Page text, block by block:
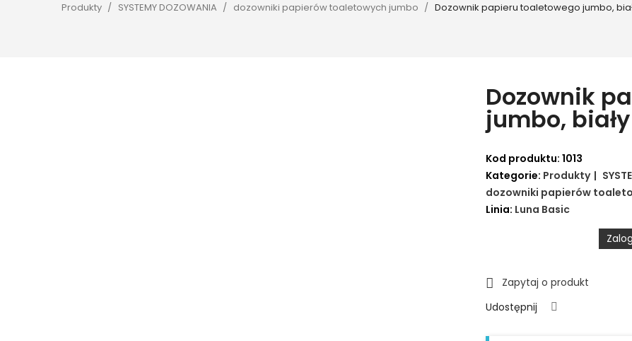
Produkty SYSTEMY DOZOWANIA dozowniki papierów toaletowych jumbo Dozownik papieru toaletowego jumbo,
Dozownik
jumbo,
Kod produktu: 1013
Kategorie: Produkty
dozowniki papierów
Linia: Luna Basic

Zapytaj o produkt
Udostępnij